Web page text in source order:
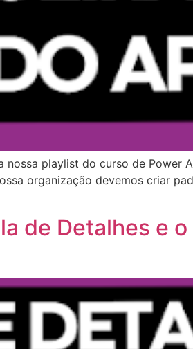
nossa playlist do curso de
organização devemos criar
de Detalhes e